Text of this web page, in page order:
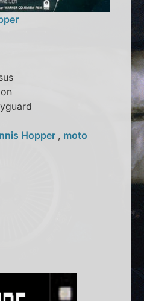
Hopper , moto